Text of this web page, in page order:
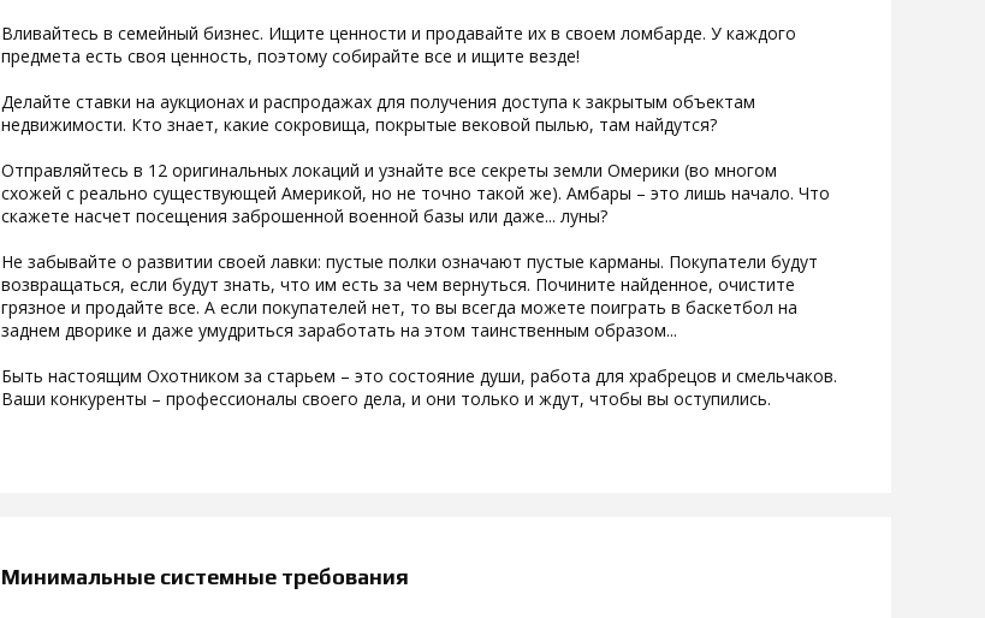
Вливайтесь в семейный бизнес. Ищите ценности и продавайте их в своем ломбарде. У каждого
предмета есть своя ценность, поэтому собирайте все и ищите везде!
Делайте ставки на аукционах и распродажах для получения доступа к закрытым объектам
недвижимости. Кто знает, какие сокровища, покрытые вековой пылью, там найдутся?
Отправляйтесь в 12 оригинальных локаций и узнайте все секреты земли Омерики (во многом
схожей с реально существующей Америкой, но не точно такой же). Амбары – это лишь начало. Что
скажете насчет посещения заброшенной военной базы или даже... луны?
Не забывайте о развитии своей лавки: пустые полки означают пустые карманы. Покупатели будут
возвращаться, если будут знать, что им есть за чем вернуться. Почините найденное, очистите
грязное и продайте все. А если покупателей нет, то вы всегда можете поиграть в баскетбол на
заднем дворике и даже умудриться заработать на этом таинственным образом...
Быть настоящим Охотником за старьем – это состояние души, работа для храбрецов и смельчаков.
Ваши конкуренты – профессионалы своего дела, и они только и ждут, чтобы вы оступились.
Минимальные системные требования